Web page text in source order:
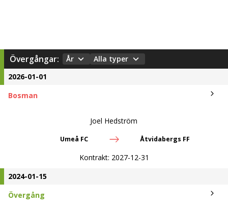
Övergångar: År
Alla typer
2026-01-01
Bosman
Joel Hedström
Umeå FC Åtvidabergs FF
Kontrakt: 2027-12-31
2024-01-15
Övergång